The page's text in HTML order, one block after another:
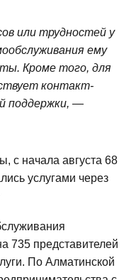
или трудностей у
ему
Кроме того, для
контакт-
поддержки, —
с начала августа 68
услугами через
735 представителей
По Алматинской